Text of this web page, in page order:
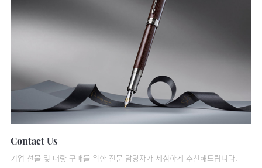
Contact Us
기업 선물 및 대량 구매를 위한 전문 담당자가 세심하게 추천해드립니다.